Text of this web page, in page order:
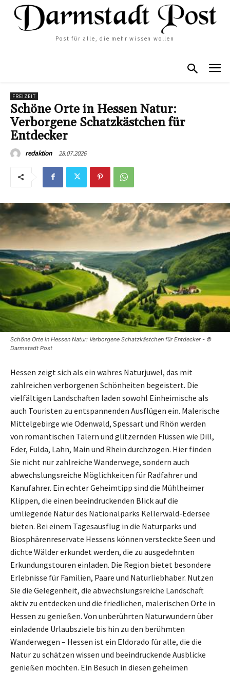
Post für alle, die mehr wissen wollen
FREIZEIT
Schöne Orte in Hessen Natur:
Verborgene Schatzkästchen für
Entdecker
redaktion 28.07.2026
Schöne Orte in Hessen Natur: Verborgene Schatzkästchen für Entdecker - ©
Darmstadt Post
Hessen zeigt sich als ein wahres Naturjuwel, das mit
zahlreichen verborgenen Schönheiten begeistert. Die
vielfältigen Landschaften laden sowohl Einheimische als
auch Touristen zu entspannenden Ausflügen ein. Malerische
Mittelgebirge wie Odenwald, Spessart und Rhön werden
von romantischen Tälern und glitzernden Flüssen wie Dill,
Eder, Fulda, Lahn, Main und Rhein durchzogen. Hier finden
Sie nicht nur zahlreiche Wanderwege, sondern auch
abwechslungsreiche Möglichkeiten für Radfahrer und
Kanufahrer. Ein echter Geheimtipp sind die Mühlheimer
Klippen, die einen beeindruckenden Blick auf die
umliegende Natur des Nationalparks Kellerwald-Edersee
bieten. Bei einem Tagesausflug in die Naturparks und
Biosphärenreservate Hessens können versteckte Seen und
dichte Wälder erkundet werden, die zu ausgedehnten
Erkundungstouren einladen. Die Region bietet besondere
Erlebnisse für Familien, Paare und Naturliebhaber. Nutzen
Sie die Gelegenheit, die abwechslungsreiche Landschaft
aktiv zu entdecken und die friedlichen, malerischen Orte in
Hessen zu genießen. Von unberührten Naturwundern über
einladende Urlaubsziele bis hin zu den berühmten
Wanderwegen – Hessen ist ein Eldorado für alle, die die
Natur zu schätzen wissen und beeindruckende Ausblicke
genießen möchten. Ein Besuch in diesen geheimen